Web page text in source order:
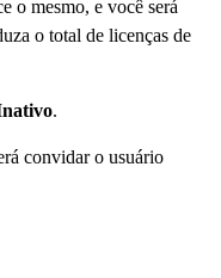
o mesmo, e você será
o total de licenças de
.
convidar o usuário